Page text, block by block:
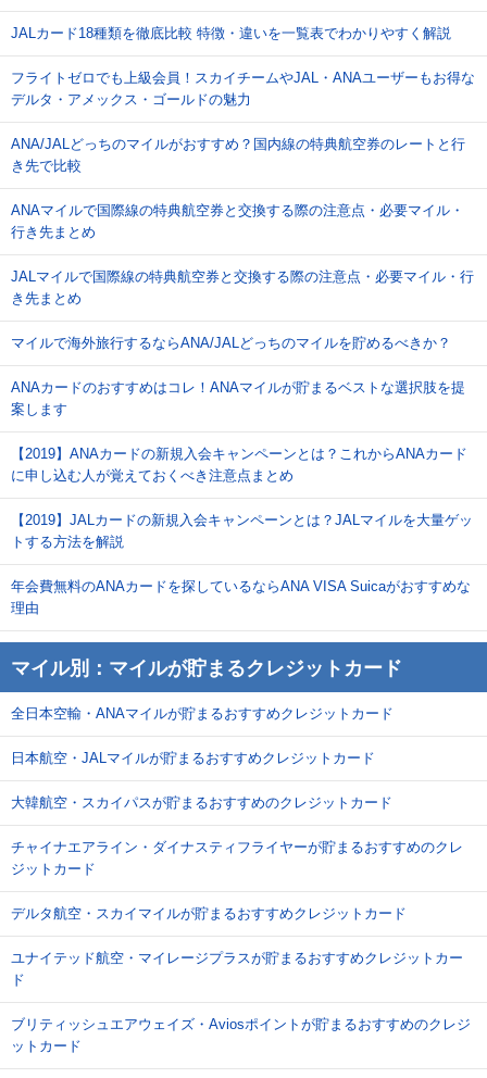
JALカード18種類を徹底比較 特徴・違いを一覧表でわかりやすく解説
フライトゼロでも上級会員！スカイチームやJAL・ANAユーザーもお得な
デルタ・アメックス・ゴールドの魅力
ANA/JALどっちのマイルがおすすめ？国内線の特典航空券のレートと行
き先で比較
ANAマイルで国際線の特典航空券と交換する際の注意点・必要マイル・
行き先まとめ
JALマイルで国際線の特典航空券と交換する際の注意点・必要マイル・行
き先まとめ
マイルで海外旅行するならANA/JALどっちのマイルを貯めるべきか？
ANAカードのおすすめはコレ！ANAマイルが貯まるベストな選択肢を提
案します
【2019】ANAカードの新規入会キャンペーンとは？これからANAカード
に申し込む人が覚えておくべき注意点まとめ
【2019】JALカードの新規入会キャンペーンとは？JALマイルを大量ゲッ
トする方法を解説
年会費無料のANAカードを探しているならANA VISA Suicaがおすすめな
理由
マイル別：マイルが貯まるクレジットカード
全日本空輸・ANAマイルが貯まるおすすめクレジットカード
日本航空・JALマイルが貯まるおすすめクレジットカード
大韓航空・スカイパスが貯まるおすすめのクレジットカード
チャイナエアライン・ダイナスティフライヤーが貯まるおすすめのクレ
ジットカード
デルタ航空・スカイマイルが貯まるおすすめクレジットカード
ユナイテッド航空・マイレージプラスが貯まるおすすめクレジットカー
ド
ブリティッシュエアウェイズ・Aviosポイントが貯まるおすすめのクレジ
ットカード